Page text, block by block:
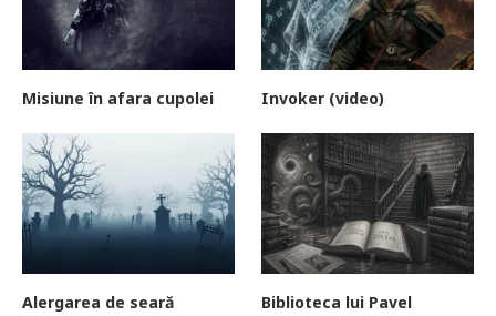
Misiune în afara cupolei Invoker (video)
Alergarea de seară Biblioteca lui Pavel